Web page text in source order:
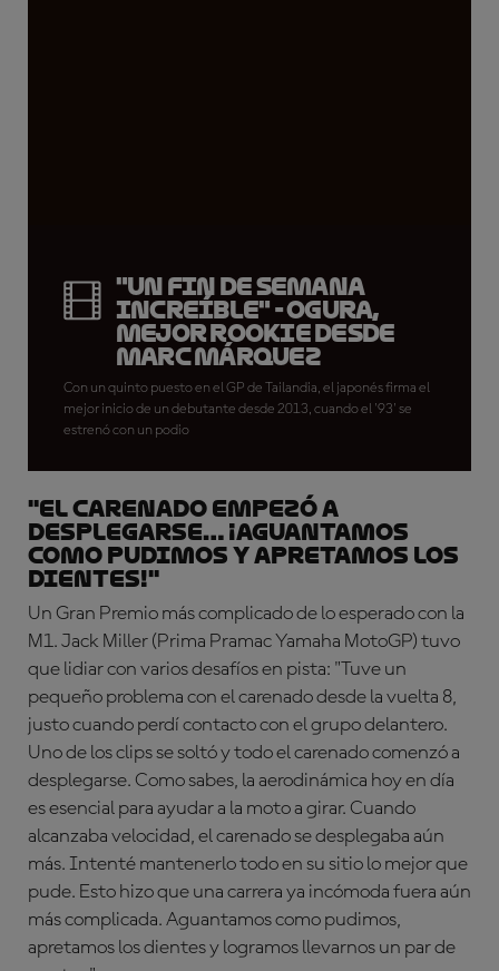
"Un fin de semana
increíble" - Ogura,
mejor rookie desde
Marc Márquez
Con un quinto puesto en el GP de Tailandia, el japonés firma el
mejor inicio de un debutante desde 2013, cuando el '93' se
estrenó con un podio
"El carenado empezó a
desplegarse… ¡aguantamos
como pudimos y apretamos los
dientes!"
Un Gran Premio más complicado de lo esperado con la
M1. Jack Miller (Prima Pramac Yamaha MotoGP) tuvo
que lidiar con varios desafíos en pista: "Tuve un
pequeño problema con el carenado desde la vuelta 8,
justo cuando perdí contacto con el grupo delantero.
Uno de los clips se soltó y todo el carenado comenzó a
desplegarse. Como sabes, la aerodinámica hoy en día
es esencial para ayudar a la moto a girar. Cuando
alcanzaba velocidad, el carenado se desplegaba aún
más. Intenté mantenerlo todo en su sitio lo mejor que
pude. Esto hizo que una carrera ya incómoda fuera aún
más complicada. Aguantamos como pudimos,
apretamos los dientes y logramos llevarnos un par de